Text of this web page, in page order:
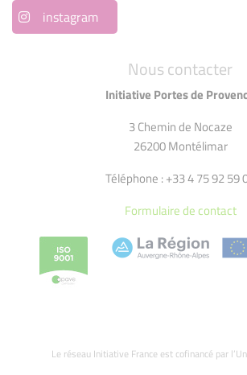
Nous contacter
Initiative Portes de
3 Chemin de Nocaze
26200 Montélimar
Téléphone : +33 4 75 92 59
Formulaire de contact
Le réseau Initiative France est cofinancé par
instagram